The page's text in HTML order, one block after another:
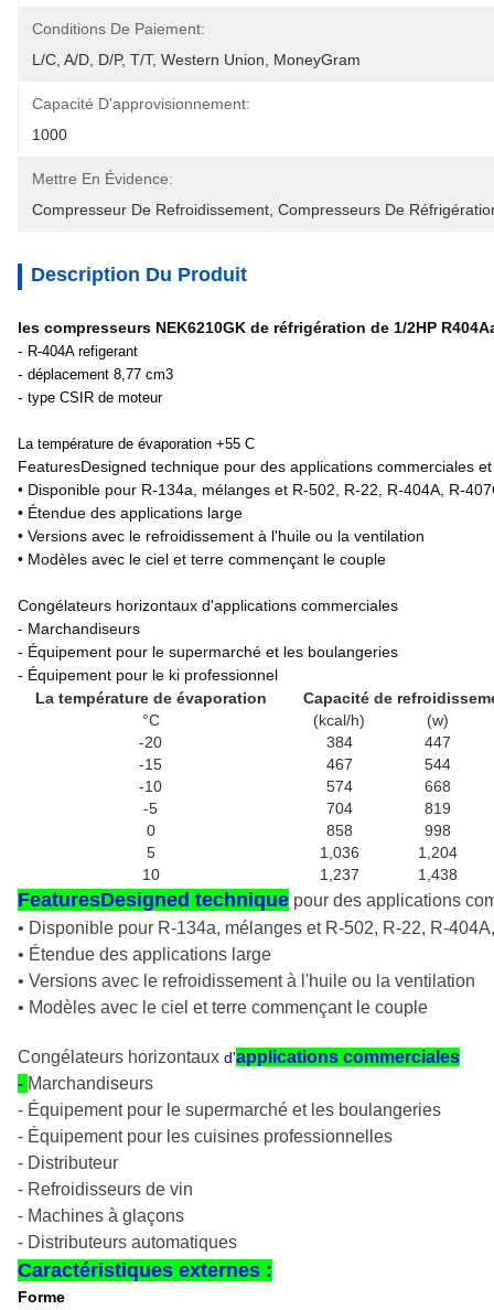
Conditions De Paiement:
L/C, A/D, D/P, T/T, Western Union, MoneyGram
Capacité D'approvisionnement:
1000
Mettre En Évidence:
Compresseur De Refroidissement Compresseurs De
Description Du Produit
les compresseurs NEK6210GK de réfrigération de 1/2HP
- R-404A refigerant
- déplacement 8,77 cm3
- type CSIR de moteur
La température de évaporation +55 C
FeaturesDesigned technique pour des applications commerciales
• Disponible pour R-134a, mélanges et R-502, R-22, R-404A, R-
• Étendue des applications large
• Versions avec le refroidissement à l'huile ou la ventilation
• Modèles avec le ciel et terre commençant le couple
Congélateurs horizontaux d'applications commerciales
- Marchandiseurs
- Équipement pour le supermarché et les boulangeries
- Équipement pour le ki professionnel
La température de évaporation
Capacité de
°C
(kcal/h)
(w)
-20
384
447
-15
467
544
-10
574
668
-5
704
819
0
858
998
5
1,036
1,204
10
1,237 1,438
FeaturesDesigned technique pour des applications
• Disponible pour R-134a, mélanges et R-502, R-22, R-
• Étendue des applications large
• Versions avec le refroidissement à l'huile ou la ventilation
• Modèles avec le ciel et terre commençant le couple
Congélateurs horizontaux d'applications commerciales
- Marchandiseurs
- Équipement pour le supermarché et les boulangeries
- Équipement pour les cuisines professionnelles
- Distributeur
- Refroidisseurs de vin
- Machines à glaçons
- Distributeurs automatiques
Caractéristiques externes :
Forme